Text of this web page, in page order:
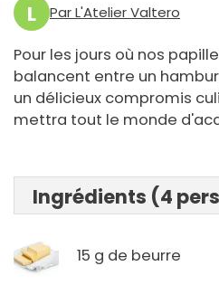
L Par L'Atelier Valtero
Pour les jours où nos
balancent entre un
un délicieux compromis
mettra tout le monde
Ingrédients (4
15 g de beurre